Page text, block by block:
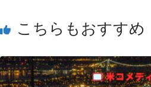
こちらもおすすめ